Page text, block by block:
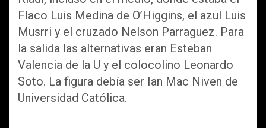
Flaco Luis Medina de O’Higgins, el azul Luis
Musrri y el cruzado Nelson Parraguez. Para
la salida las alternativas eran Esteban
Valencia de la U y el colocolino Leonardo
Soto. La figura debía ser Ian Mac Niven de
Universidad Católica.